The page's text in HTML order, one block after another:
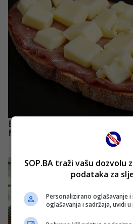
SOP.BA traži vašu dozvolu
podataka za
Personalizirano oglašavanje i
oglašavanja i sadržaja, uvidi